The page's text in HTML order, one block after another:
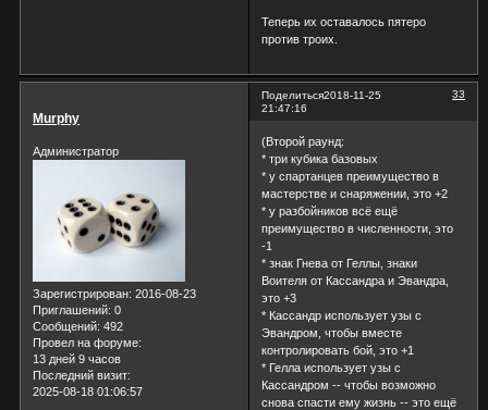
Теперь их оставалось пятеро
против троих.
Поделиться 33
2018-11-25
21:47:16
Murphy
Администратор
Зарегистрирован: 2016-08-23
Приглашений: 0
Сообщений: 492
Провел на форуме:
13 дней 9 часов
Последний визит:
2025-08-18 01:06:57
(Второй раунд:
* три кубика базовых
* у спартанцев преимущество в
мастерстве и снаряжении, это +2
* у разбойников всё ещё
преимущество в численности, это
-1
* знак Гнева от Геллы, знаки
Воителя от Кассандра и Эвандра,
это +3
* Кассандр использует узы с
Эвандром, чтобы вместе
контролировать бой, это +1
* Гелла использует узы с
Кассандром -- чтобы возможно
снова спасти ему жизнь -- это ещё